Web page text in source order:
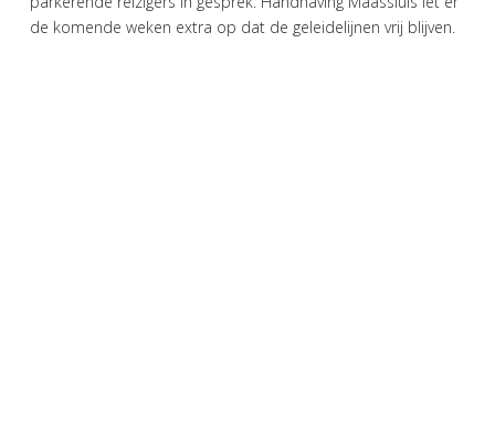
de komende weken extra op dat de geleidelijnen vrij blijven.